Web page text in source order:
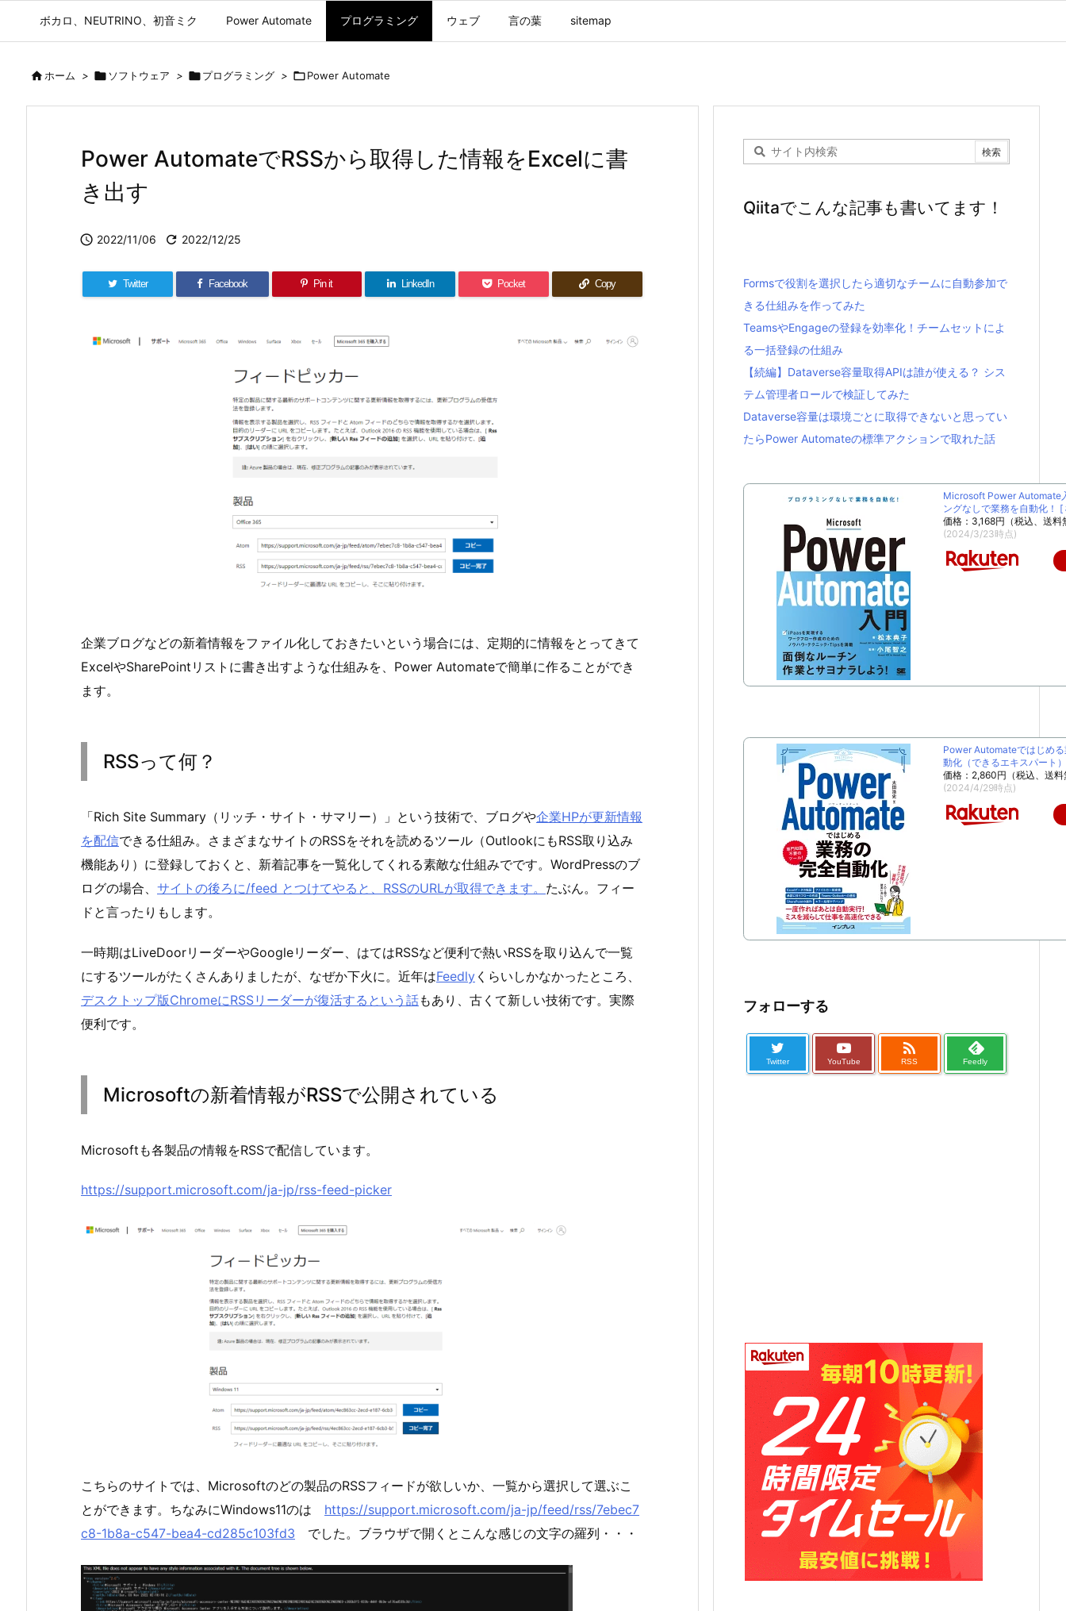
ボカロ、NEUTRINO、初音ミク Power Automate プログラミング ウェブ 言の葉 sitemap
ホーム >  ソフトウェア > プログラミング > Power Automate
Power AutomateでRSSから取得した情報をExcelに書
き出す
 2022/11/06  2022/12/25
Twitter Facebook Pin it LinkedIn Pocket Copy
企業ブログなどの新着情報をファイル化しておきたいという場合には、定期的に情報をとってきて
ExcelやSharePointリストに書き出すような仕組みを、Power Automateで簡単に作ることができ
ます。
RSSって何？
「Rich Site Summary（リッチ・サイト・サマリー）」という技術で、ブログや企業HPが更新情報
を配信できる仕組み。さまざまなサイトのRSSをそれを読めるツール（OutlookにもRSS取り込み
機能あり）に登録しておくと、新着記事を一覧化してくれる素敵な仕組みでです。WordPressのブ
ログの場合、 サイトの後ろに/feed とつけてやると、RSSのURLが取得できます。 たぶん。フィー
ドと言ったりもします。
一時期はLiveDoorリーダーやGoogleリーダー、はてはRSSなど便利で熱いRSSを取り込んで一覧
にするツールがたくさんありましたが、なぜか下火に。近年はFeedly くらいしかなかったところ、
デスクトップ版ChromeにRSSリーダーが復活するという話もあり、古くて新しい技術です。実際
便利です。
Microsoftの新着情報がRSSで公開されている
Microsoftも各製品の情報をRSSで配信しています。
https://support.microsoft.com/ja-jp/rss-feed-picker
こちらのサイトでは、Microsoftのどの製品のRSSフィードが欲しいか、一覧から選択して選ぶこ
とができます。ちなみにWindows11のは https://support.microsoft.com/ja-jp/feed/rss/7ebec7
c8-1b8a-c547-bea4-cd285c103fd3 でした。ブラウザで開くとこんな感じの文字の羅列・・・
Qiitaでこんな記事も書いてます！
Formsで役割を選択したら適切なチームに自動参加で
きる仕組みを作ってみた
TeamsやEngageの登録を効率化！チームセットによ
る一括登録の仕組み
【続編】Dataverse容量取得APIは誰が使える？ シス
テム管理者ロールで検証してみた
Dataverse容量は環境ごとに取得できないと思ってい
たらPower Automateの標準アクションで取れた話
Microsoft Power Automate
ングなしで業務を自動化！ [
価格：3,168円（税込、送料
(2024/3/23時点)
Power Automateではじめ
動化（できるエキスパート
価格：2,860円（税込、送料
(2024/4/29時点)
フォローする
Twitter YouTube

RSS Feedly